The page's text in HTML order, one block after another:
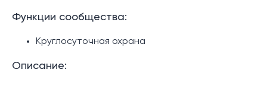
Функции сообщества:
Круглосуточная охрана
Описание: